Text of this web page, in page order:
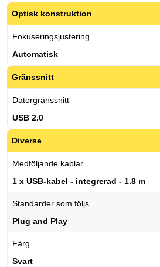
Optisk konstruktion
Fokuseringsjustering
Automatisk
Gränssnitt
Datorgränssnitt
USB 2.0
Diverse
Medföljande kablar
1 x USB-kabel - integrerad - 1.8 m
Standarder som följs
Plug and Play
Färg
Svart